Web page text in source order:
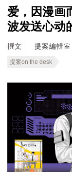
爱，因漫画
波发送心动
撰文 提案編輯
提案on the desk